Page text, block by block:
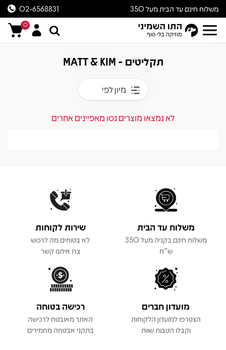
משלוח חינם עד הבית מעל 350
ש״ח
02-6568831
0
תקליטים - MATT & KIM
מיון לפי
לא נמצאו מוצרים נסו מאפיינים אחרים
משלוח עד הבית
משלוח חינם בקניה מעל 350
ש"ח
שירות לקוחות
לא בטוחים מה לרכוש
צרו איתנו קשר
מועדון חברים
הצטרפו למועדון הלקוחות
וקבלו הטבות שוות
רכישה בטוחה
האתר מאובטח לרכישה
בתקני אבטחה מחמירים